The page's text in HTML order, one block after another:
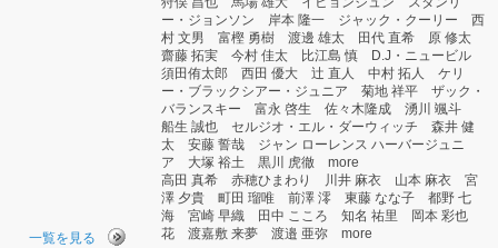
ー・ジョンソン 岸本 隆一 ジャック・クーリー 西
村 文男 富樫 勇樹 渡邊 雄太 田代 直希 原 修太
齋藤 拓実 今村 佳太 比江島 慎 D.J・ニュービル
須田侑太郎 西田 優大 辻 直人 中村 拓人 ケリ
ー・ブラックシアー・ジュニア 菊地 祥平 ザック・
バランスキー 富永 啓生 佐々木隆成 湧川 颯斗
船生 誠也 セルジオ・エル・ダーウィッチ 森井 健
太 安藤 誓哉 ジャン ローレンス ハーバージュニ
ア 大塚 裕土 黒川 虎徹 more
高田 真希 赤穂ひまわり 川井 麻衣 山本 麻衣 宮
澤 夕貴 町田 瑠唯 前澤 澪 東藤 なな子 都野 七
海 宮崎 早織 田中 こころ 知名 祐里 岡本 彩也
花 渡嘉敷 来夢 渡邉 亜弥 more
一覧を見る